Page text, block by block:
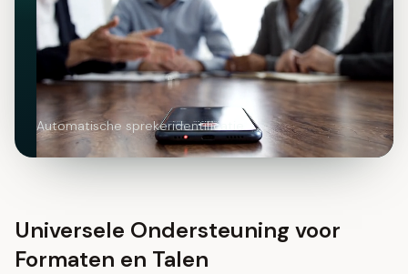
Automatische sprekeridentificatie
Universele Ondersteuning voor
Formaten en Talen